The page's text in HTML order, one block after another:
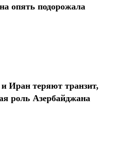
опять подорожала
и Иран теряют транзит,
роль Азербайджана